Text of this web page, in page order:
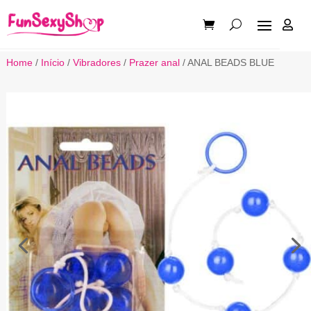

Home/ Início/ Vibradores/ Prazer anal/ ANAL BEADS BLUE